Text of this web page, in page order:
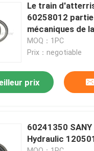
soumission
Parts
Le train
60258012
mécaniques de
MOQ：1PC
Prix：negotiable
prix
60241350
Hydraulic